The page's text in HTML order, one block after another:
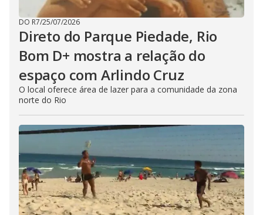
DO R7/25/07/2026
Direto do Parque Piedade, Rio
Bom D+ mostra a relação do
espaço com Arlindo Cruz
O local oferece área de lazer para a comunidade da zona
norte do Rio